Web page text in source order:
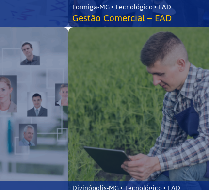
Formiga-MG • Tecnológico • EAD
Gestão Comercial – EAD